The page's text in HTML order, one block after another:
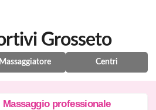
Grosseto
Massaggiatore Centri
Massaggio professionale